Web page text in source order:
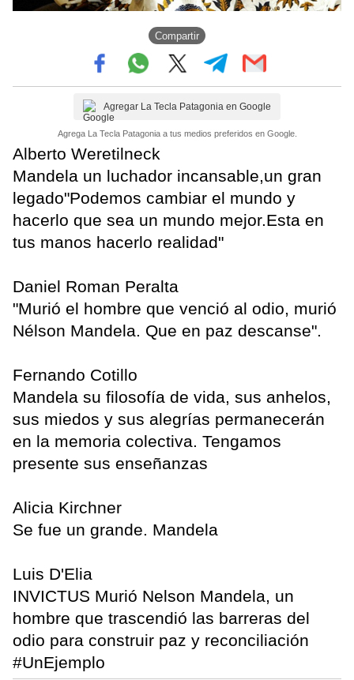
Compartir
Agregar La Tecla Patagonia en Google
Agrega La Tecla Patagonia a tus medios preferidos en Google.
Mandela un luchador incansable,un gran
legado"Podemos cambiar el mundo y
hacerlo que sea un mundo mejor.Esta en
tus manos hacerlo realidad"
"Murió el hombre que venció al odio, murió
Nélson Mandela. Que en paz descanse".
Mandela su filosofía de vida, sus anhelos,
sus miedos y sus alegrías permanecerán
en la memoria colectiva. Tengamos
presente sus enseñanzas
Se fue un grande. Mandela
Luis D'Elia
INVICTUS Murió Nelson Mandela, un
hombre que trascendió las barreras del
odio para construir paz y reconciliación
#UnEjemplo